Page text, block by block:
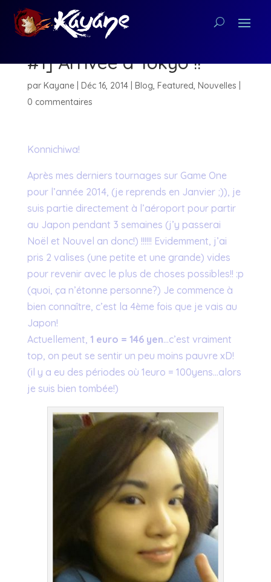
[Blog Kayane au Japon
#1] Arrivée à Tokyo !!
par Kayane| Déc 16, 2014| Blog, Featured, Nouvelles
0 commentaires
Konnichiwa!
Après mes derniers tournages sur Game One
pour l’année 2014, (je reprends en Janvier ;)), je
suis partie directement à l’aéroport pour partir
au Japon pendant 3 semaines (j’y passerai
Noël et Nouvel an donc!) !!!!!! Evidemment, j’ai
pris 2 valises (une petite et une grande) vides
pour revenir avec le plus de choses possibles!! :p
(quoi, ça n’étonne personne?) Je commence à
bien connaître, c’est la 4ème fois que je vais au
Japon!
Actuellement, 1 euro = 146 yen…c’est vraiment
top, on peut se sentir un peu moins pauvre xD!
(il y a eu des périodes où 1euro = 100yens…alors
je suis bien tombée!)